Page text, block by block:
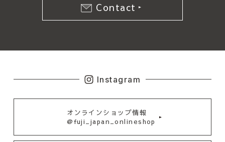
Contact
Instagram
オンラインショップ情報
@fuji_japan_onlineshop